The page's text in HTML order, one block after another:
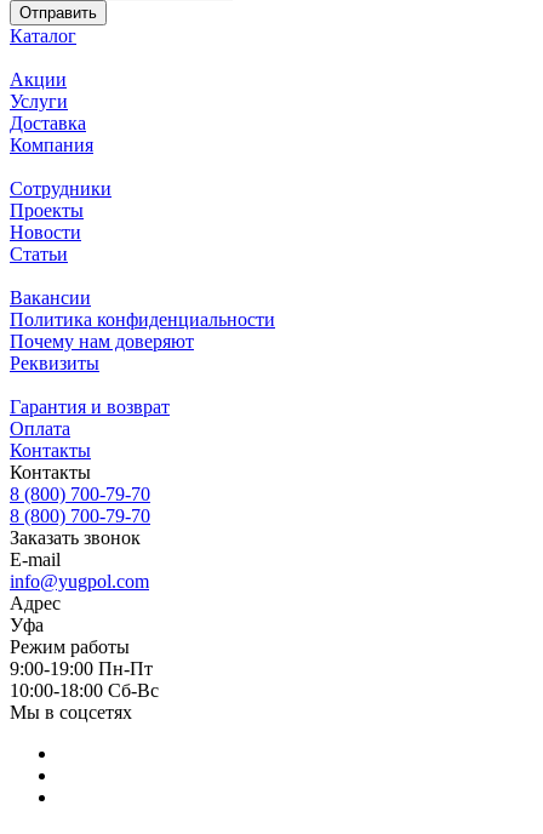
Каталог
Акции
Услуги
Доставка
Компания
Сотрудники
Проекты
Новости
Статьи
Вакансии
Политика конфиденциальности
Почему нам доверяют
Реквизиты
Гарантия и возврат
Оплата
Контакты
Контакты
8 (800) 700-79-70
8 (800) 700-79-70
Заказать звонок
E-mail
info@yugpol.com
Адрес
Уфа
Режим работы
9:00-19:00 Пн-Пт
10:00-18:00 Cб-Вс
Мы в соцсетях